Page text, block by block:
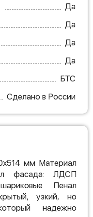
Да
Да
Да
Да
БТС
Сделано в России
мм Материал
фасада: ЛДСП
Пенал
узкий, но
надежно